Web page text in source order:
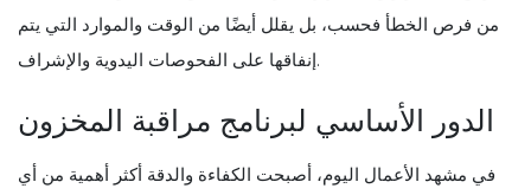
من فرص الخطأ فحسب، بل يقلل أيضًا من الوقت والموارد التي يتم
إنفاقها على الفحوصات اليدوية والإشراف.
الدور الأساسي لبرنامج مراقبة المخزون
في مشهد الأعمال اليوم، أصبحت الكفاءة والدقة أكثر أهمية من أي